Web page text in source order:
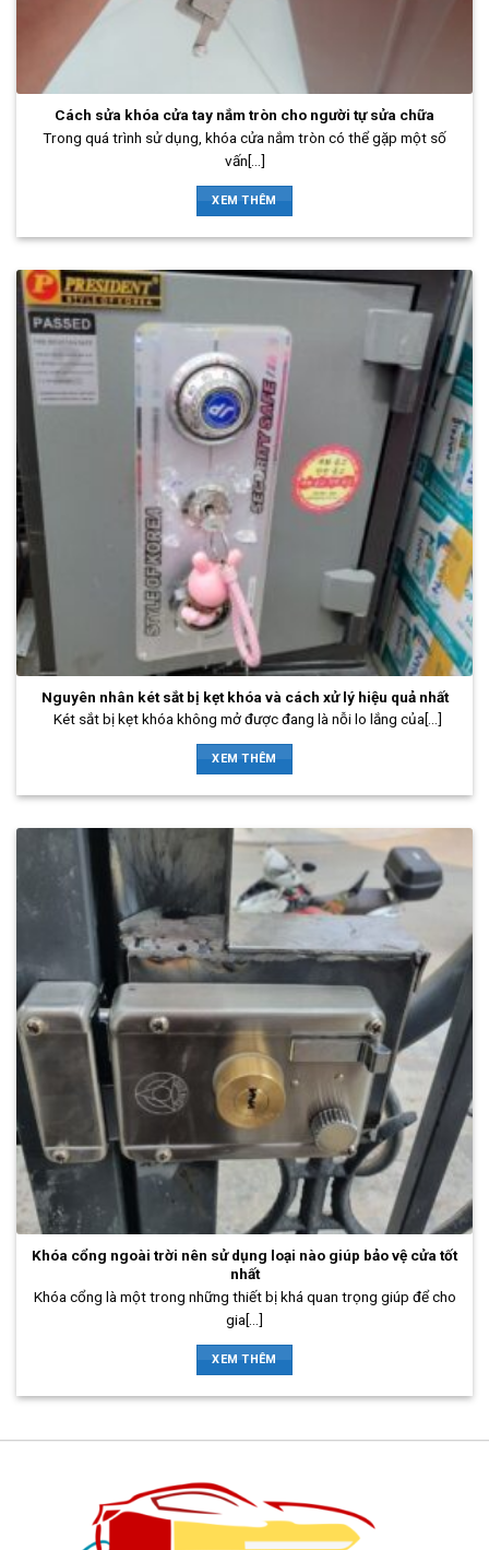
Cách sửa khóa cửa tay nắm tròn cho người tự sửa chữa
Trong quá trình sử dụng, khóa cửa nắm tròn có thể gặp một số
vấn[...]
XEM THÊM
Nguyên nhân két sắt bị kẹt khóa và cách xử lý hiệu quả nhất
Két sắt bị kẹt khóa không mở được đang là nỗi lo lắng của[...]
XEM THÊM
Khóa cổng ngoài trời nên sử dụng loại nào giúp bảo vệ cửa tốt
nhất
Khóa cổng là một trong những thiết bị khá quan trọng giúp để cho
gia[...]
XEM THÊM